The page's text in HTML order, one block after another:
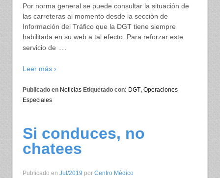
Por norma general se puede consultar la situación de
las carreteras al momento desde la sección de
Información del Tráfico que la DGT tiene siempre
habilitada en su web a tal efecto. Para reforzar este
servicio de …
Leer más ›
Publicado en Noticias Etiquetado con: DGT, Operaciones
Especiales
Si conduces, no
chatees
Publicado en Jul/2019 por Centro Médico